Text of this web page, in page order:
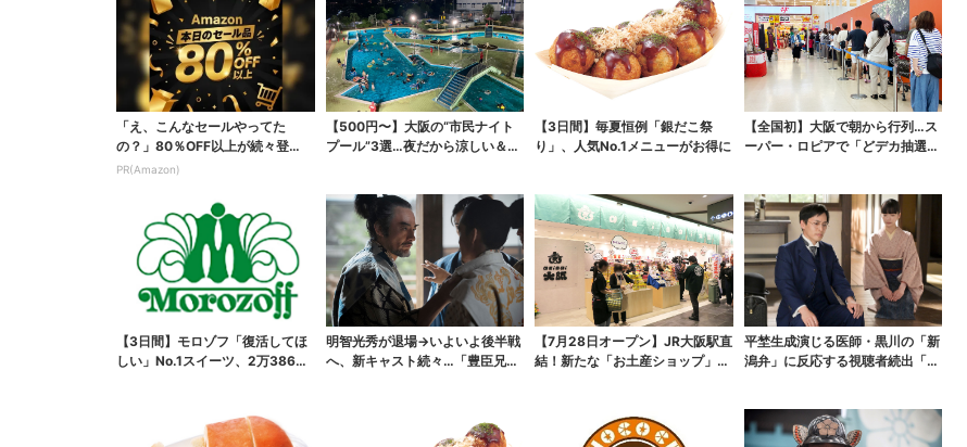
「え、こんなセールやってた
の？」80％OFF以上が続々登
場！Amazonの本気が...
PR(Amazon)
【500円〜】大阪の“市民ナイト
プール”3選…夜だから涼しい＆コ
【3日間】毎夏恒例「銀だこ祭
り」、人気No.1メニューがお得に
【全国初】大阪で朝から行列…ス
ーパー・ロピアで「どデカ抽選
【3日間】モロゾフ「復活してほ
しい」No.1スイーツ、2万3865
明智光秀が退場→いよいよ後半戦
へ、新キャスト続々…「豊臣兄
【7月28日オープン】JR大阪駅直
結！新たな「お土産ショップ」、
平埜生成演じる医師・黒川の「新
潟弁」に反応する視聴者続出「グ